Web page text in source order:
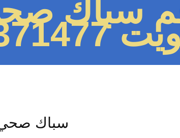
سباك
97371477
سباك صحي